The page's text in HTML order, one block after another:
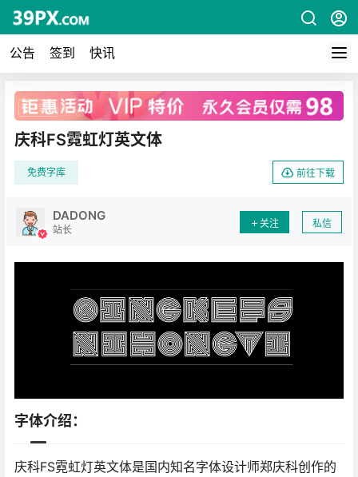
公告 签到 快讯
广告
庆科FS霓虹灯英文体
免费字库 前往下载
DADONG
站长
关注 私信
字体介绍：
庆科FS霓虹灯英文体是国内知名字体设计师郑庆科创作的